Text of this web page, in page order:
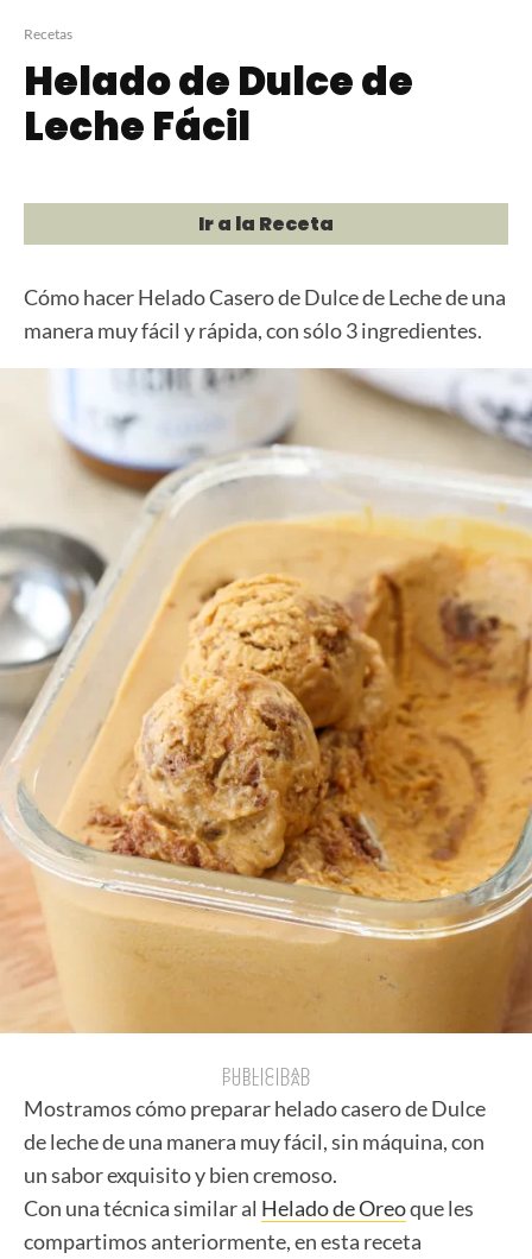
Recetas
Helado de Dulce de
Leche Fácil
Ir a la Receta
Cómo hacer Helado Casero de Dulce de Leche de una
manera muy fácil y rápida, con sólo 3 ingredientes.
PUBLICIDAD
PUBLICIDAD
Mostramos cómo preparar helado casero de Dulce
de leche de una manera muy fácil, sin máquina, con
un sabor exquisito y bien cremoso.
Con una técnica similar al Helado de Oreoque les
compartimos anteriormente, en esta receta